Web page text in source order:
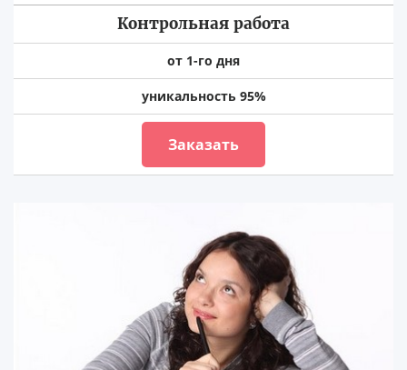
Контрольная работа
от 1-го дня
уникальность 95%
Заказать